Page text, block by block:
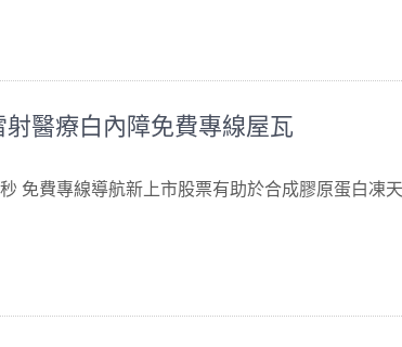
醫療白內障免費專線屋瓦
免費專線導航新上市股票有助於合成膠原蛋白凍